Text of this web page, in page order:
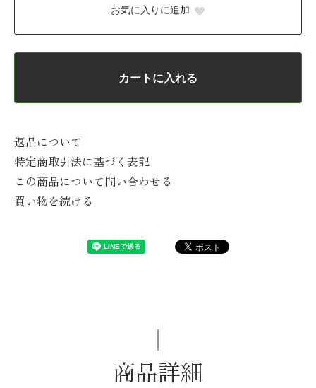
お気に入りに追加
カートに入れる
返品について
特定商取引法に基づく表記
この商品について問い合わせる
買い物を続ける
商品詳細